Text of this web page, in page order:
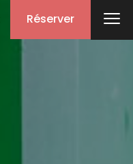
Réserver